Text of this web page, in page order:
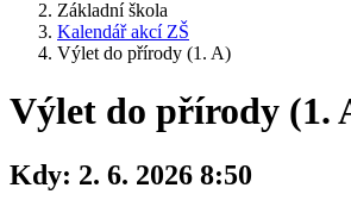
Základní škola
Kalendář akcí ZŠ
Výlet do přírody (1. A)
Výlet do přírody (1.
Kdy: 2. 6. 2026 8:50